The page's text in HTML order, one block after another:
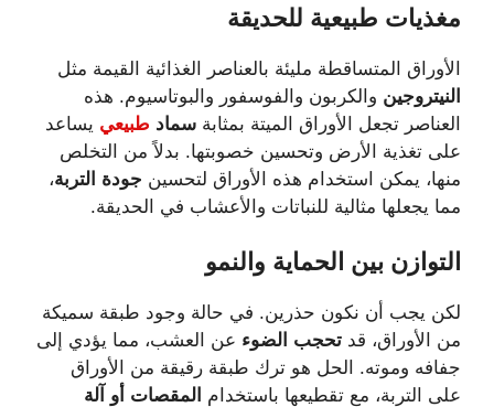
مغذيات طبيعية للحديقة
الأوراق المتساقطة مليئة بالعناصر الغذائية القيمة مثل
النيتروجين والكربون والفوسفور والبوتاسيوم. هذه
العناصر تجعل الأوراق الميتة بمثابة سماد طبيعي يساعد
على تغذية الأرض وتحسين خصوبتها. بدلاً من التخلص
منها، يمكن استخدام هذه الأوراق لتحسين جودة التربة،
مما يجعلها مثالية للنباتات والأعشاب في الحديقة.
التوازن بين الحماية والنمو
لكن يجب أن نكون حذرين. في حالة وجود طبقة سميكة
من الأوراق، قد تحجب الضوء عن العشب، مما يؤدي إلى
جفافه وموته. الحل هو ترك طبقة رقيقة من الأوراق
على التربة، مع تقطيعها باستخدام المقصات أو آلة